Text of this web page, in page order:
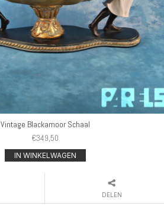
Vintage Blackamoor Schaal
€349,50
IN WINKELWAGEN
DELEN